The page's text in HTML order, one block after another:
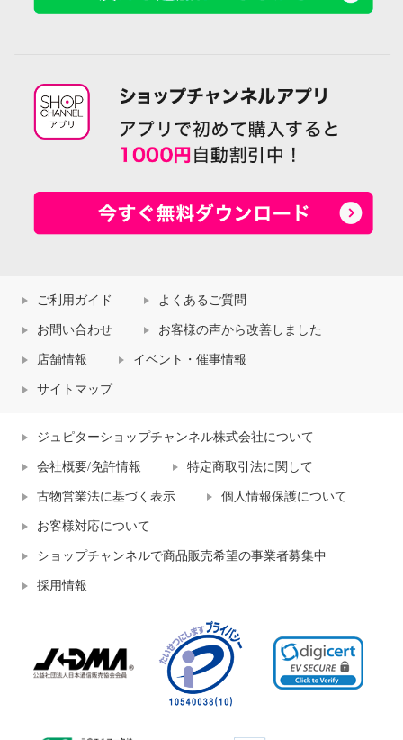
ご利用ガイド よくあるご質問
お問い合わせ お客様の声から改善しました
店舗情報 イベント・催事情報
サイトマップ
ジュピターショップチャンネル株式会社について
会社概要/免許情報 特定商取引法に関して
古物営業法に基づく表示 個人情報保護について
お客様対応について
ショップチャンネルで商品販売希望の事業者募集中
採用情報